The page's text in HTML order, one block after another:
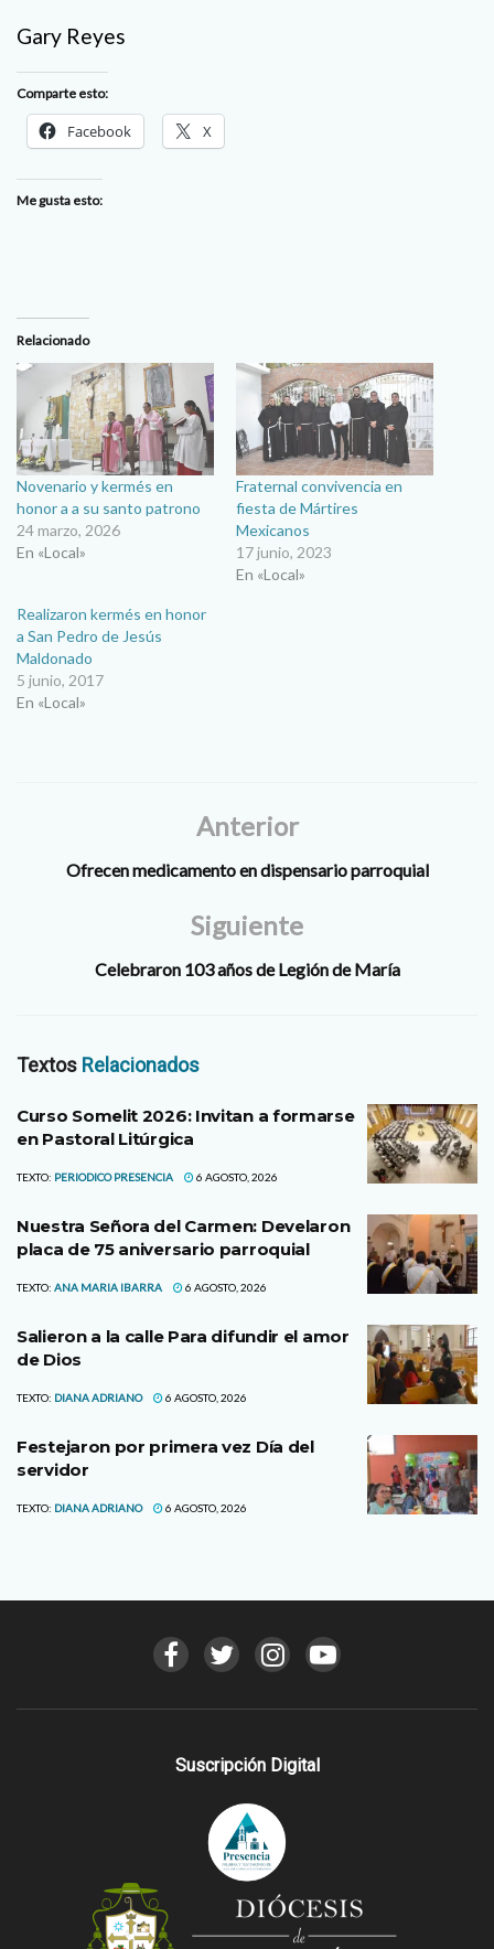
Gary Reyes
Comparte esto:
Facebook X
Me gusta esto:
Relacionado
Novenario y kermés en
honor a a su santo patrono
24 marzo, 2026
En «Local»
Fraternal convivencia en
fiesta de Mártires
Mexicanos
17 junio, 2023
En «Local»
Realizaron kermés en honor
a San Pedro de Jesús
Maldonado
5 junio, 2017
En «Local»
Anterior
Ofrecen medicamento en dispensario parroquial
Siguiente
Celebraron 103 años de Legión de María
Textos Relacionados
Curso Somelit 2026: Invitan a formarse
en Pastoral Litúrgica
TEXTO: PERIODICO PRESENCIA 6 AGOSTO, 2026
Nuestra Señora del Carmen: Develaron
placa de 75 aniversario parroquial
TEXTO: ANA MARIA IBARRA 6 AGOSTO, 2026
Salieron a la calle Para difundir el amor
de Dios
TEXTO: DIANA ADRIANO 6 AGOSTO, 2026
Festejaron por primera vez Día del
servidor
TEXTO: DIANA ADRIANO 6 AGOSTO, 2026
Suscripción Digital